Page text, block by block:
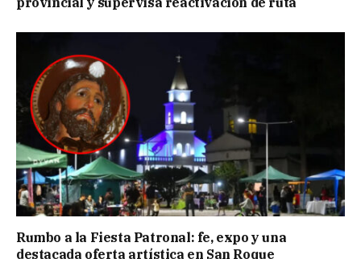
Rumbo a la Fiesta Patronal: fe, expo y una
destacada oferta artística en San Roque